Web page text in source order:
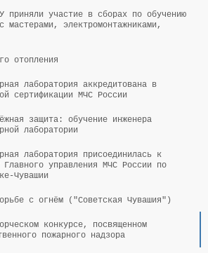
приняли участие в сборах по обучению
мастерами, электромонтажниками,
отопления
лаборатория аккредитована в
сертификации МЧС России
защита: обучение инженера
лаборатории
лаборатория присоединилась к
Главного управления МЧС России по
Чувашии
с огнём ("Советская Чувашия")
конкурсе, посвященном
пожарного надзора